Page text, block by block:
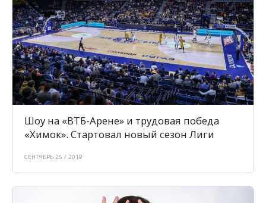
Шоу на «ВТБ-Арене» и трудовая победа
«Химок». Стартовал новый сезон Лиги
СЕНТЯБРЬ 25 / 2019